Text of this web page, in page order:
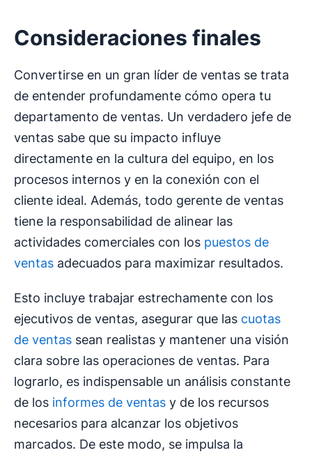
Consideraciones finales
Convertirse en un gran líder de ventas se trata
de entender profundamente cómo opera tu
departamento de ventas. Un verdadero jefe de
ventas sabe que su impacto influye
directamente en la cultura del equipo, en los
procesos internos y en la conexión con el
cliente ideal. Además, todo gerente de ventas
tiene la responsabilidad de alinear las
actividades comerciales con los puestos de
ventas adecuados para maximizar resultados.
Esto incluye trabajar estrechamente con los
ejecutivos de ventas, asegurar que las cuotas
de ventas sean realistas y mantener una visión
clara sobre las operaciones de ventas. Para
lograrlo, es indispensable un análisis constante
de los informes de ventas y de los recursos
necesarios para alcanzar los objetivos
marcados. De este modo, se impulsa la